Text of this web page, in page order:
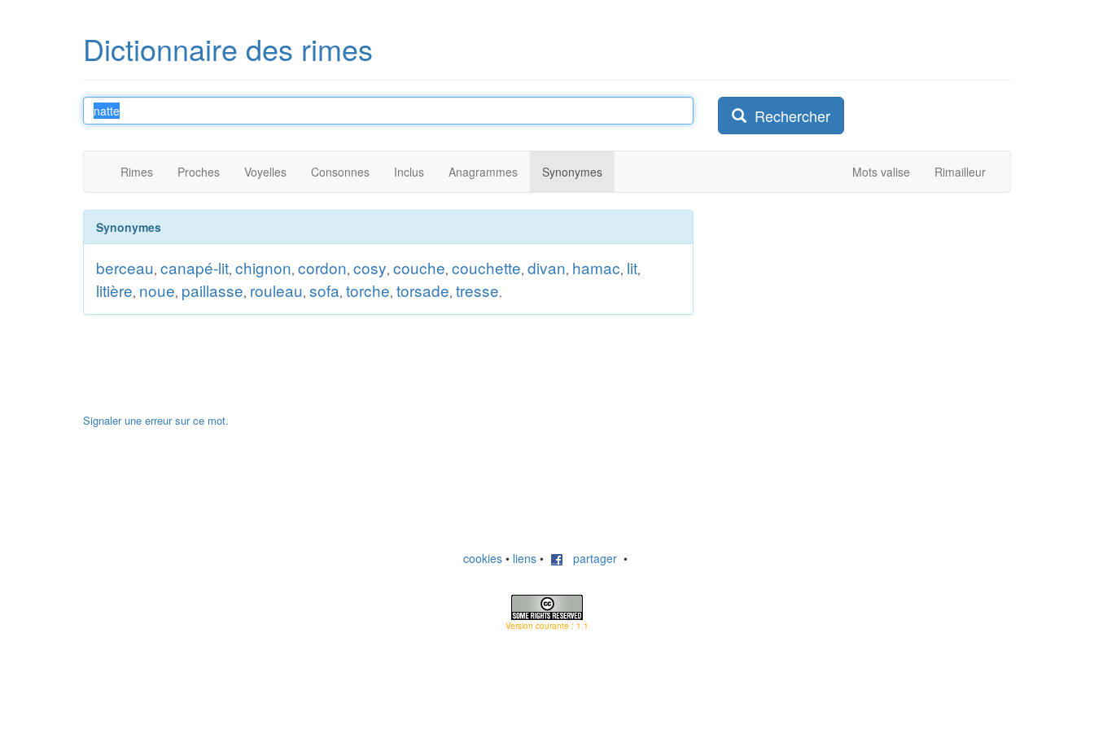
Dictionnaire des rimes
Rechercher
Rimes Proches Voyelles Consonnes Inclus Anagrammes Synonymes Mots valise Rimailleur
Synonymes
berceau, canapé-lit, chignon, cordon, cosy, couche, couchette, divan, hamac, lit,
litière, noue, paillasse, rouleau, sofa, torche, torsade, tresse.
Signaler une erreur sur ce mot.
cookies • liens • partager •
Version courante : 1.1